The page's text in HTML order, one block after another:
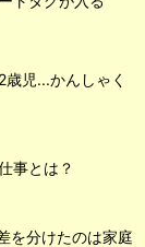
児...かんしゃく
事とは？
を分けたのは家庭